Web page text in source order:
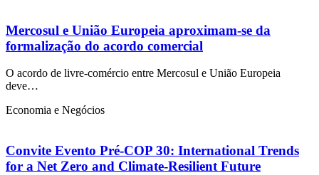
Mercosul e União Europeia aproximam-se da
formalização do acordo comercial
O acordo de livre-comércio entre Mercosul e União Europeia
deve…
Economia e Negócios
Convite Evento Pré-COP 30: International Trends
for a Net Zero and Climate-Resilient Future